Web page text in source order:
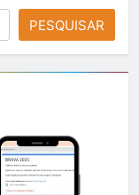
PESQUISAR